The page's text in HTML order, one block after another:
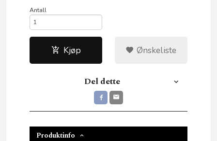
Antall
Kjøp Ønskeliste
Del dette
Produktinfo